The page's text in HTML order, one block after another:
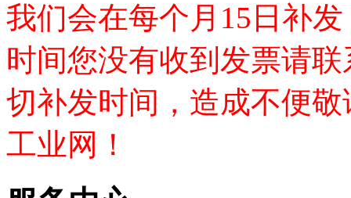
我们会在每个月15日补
时间您没有收到发票请
切补发时间，造成不便
工业网！